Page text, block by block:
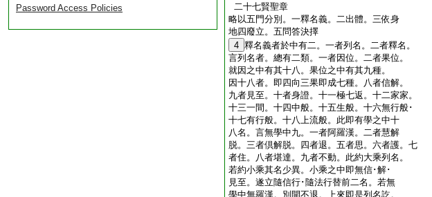
Password Access Policies
二十七賢聖章
略以五門分別。一釋名義。二出體。三依身
地四廢立。五問答決擇
4 釋名義者於中有二。一者列名。二者釋名。
言列名者。總有二類。一者因位。二者果位。
就因之中有其十八。果位之中有其九種。
因十八者。即四向三果即成七種。八者信解。
九者見至。十者身證。十一極七返。十二家家。
十三一間。十四中般。十五生般。十六無行般･
十七有行般。十八上流般。此即有學之中十
八名。言無學中九。一者阿羅漢。二者慧解
脱。三者倶解脱。四者退。五者思。六者護。七
者住。八者堪達。九者不動。此約大乘列名。
若約小乘其名少異。小乘之中即無信･解･
見至。遂立隨信行･隨法行替前二名。若無
學中無羅漢。別開不退。上來即是列名訖。